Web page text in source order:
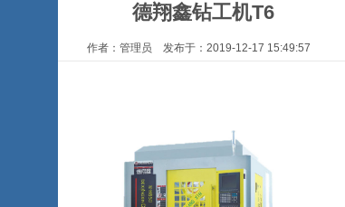
德翔鑫钻工机T6
作者：管理员 发布于：2019-12-17 15:49:57